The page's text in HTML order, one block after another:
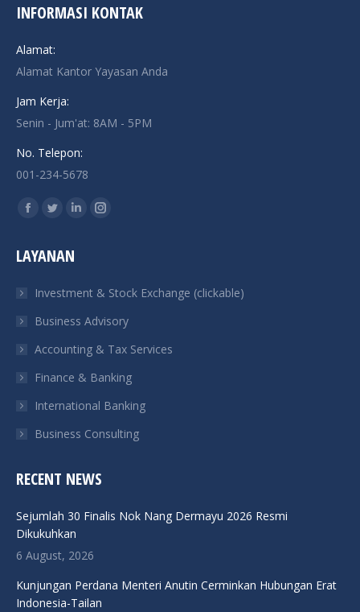
INFORMASI KONTAK
Alamat:
Alamat Kantor Yayasan Anda
Jam Kerja:
Senin - Jum'at: 8AM - 5PM
No. Telepon:
001-234-5678
Find us on:
Facebook
opens
new
window
Twitter
opens
new
window
Linkedin
new
window
Instagram
new
window
LAYANAN
Investment & Stock Exchange (clickable)
Business Advisory
Accounting & Tax Services
Finance & Banking
International Banking
Business Consulting
RECENT NEWS
Sejumlah 30 Finalis Nok Nang Dermayu 2026 Resmi
Dikukuhkan
6 August, 2026
Kunjungan Perdana Menteri Anutin Cerminkan Hubungan Erat
Indonesia-Tailan